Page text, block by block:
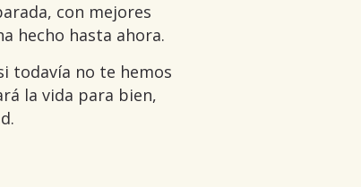
con mejores
hecho hasta ahora.
todavía no te hemos
la vida para bien,